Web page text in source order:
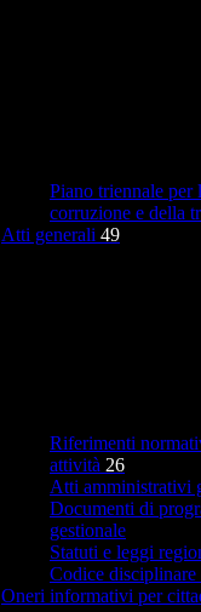
Piano triennale per
corruzione e della
Atti generali 49
Riferimenti
attività 26
Atti amministrativi
Documenti di
gestionale
Statuti e leggi
Codice disciplinare
Oneri informativi per